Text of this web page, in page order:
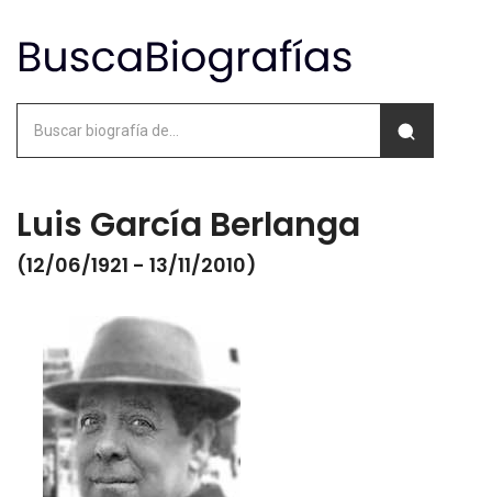
Luis García Berlanga
(12/06/1921 - 13/11/2010)